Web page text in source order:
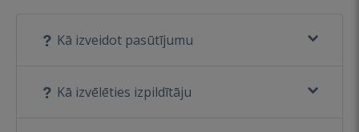
Kā izveidot pasūtījumu
Kā izvēlēties izpildītāju